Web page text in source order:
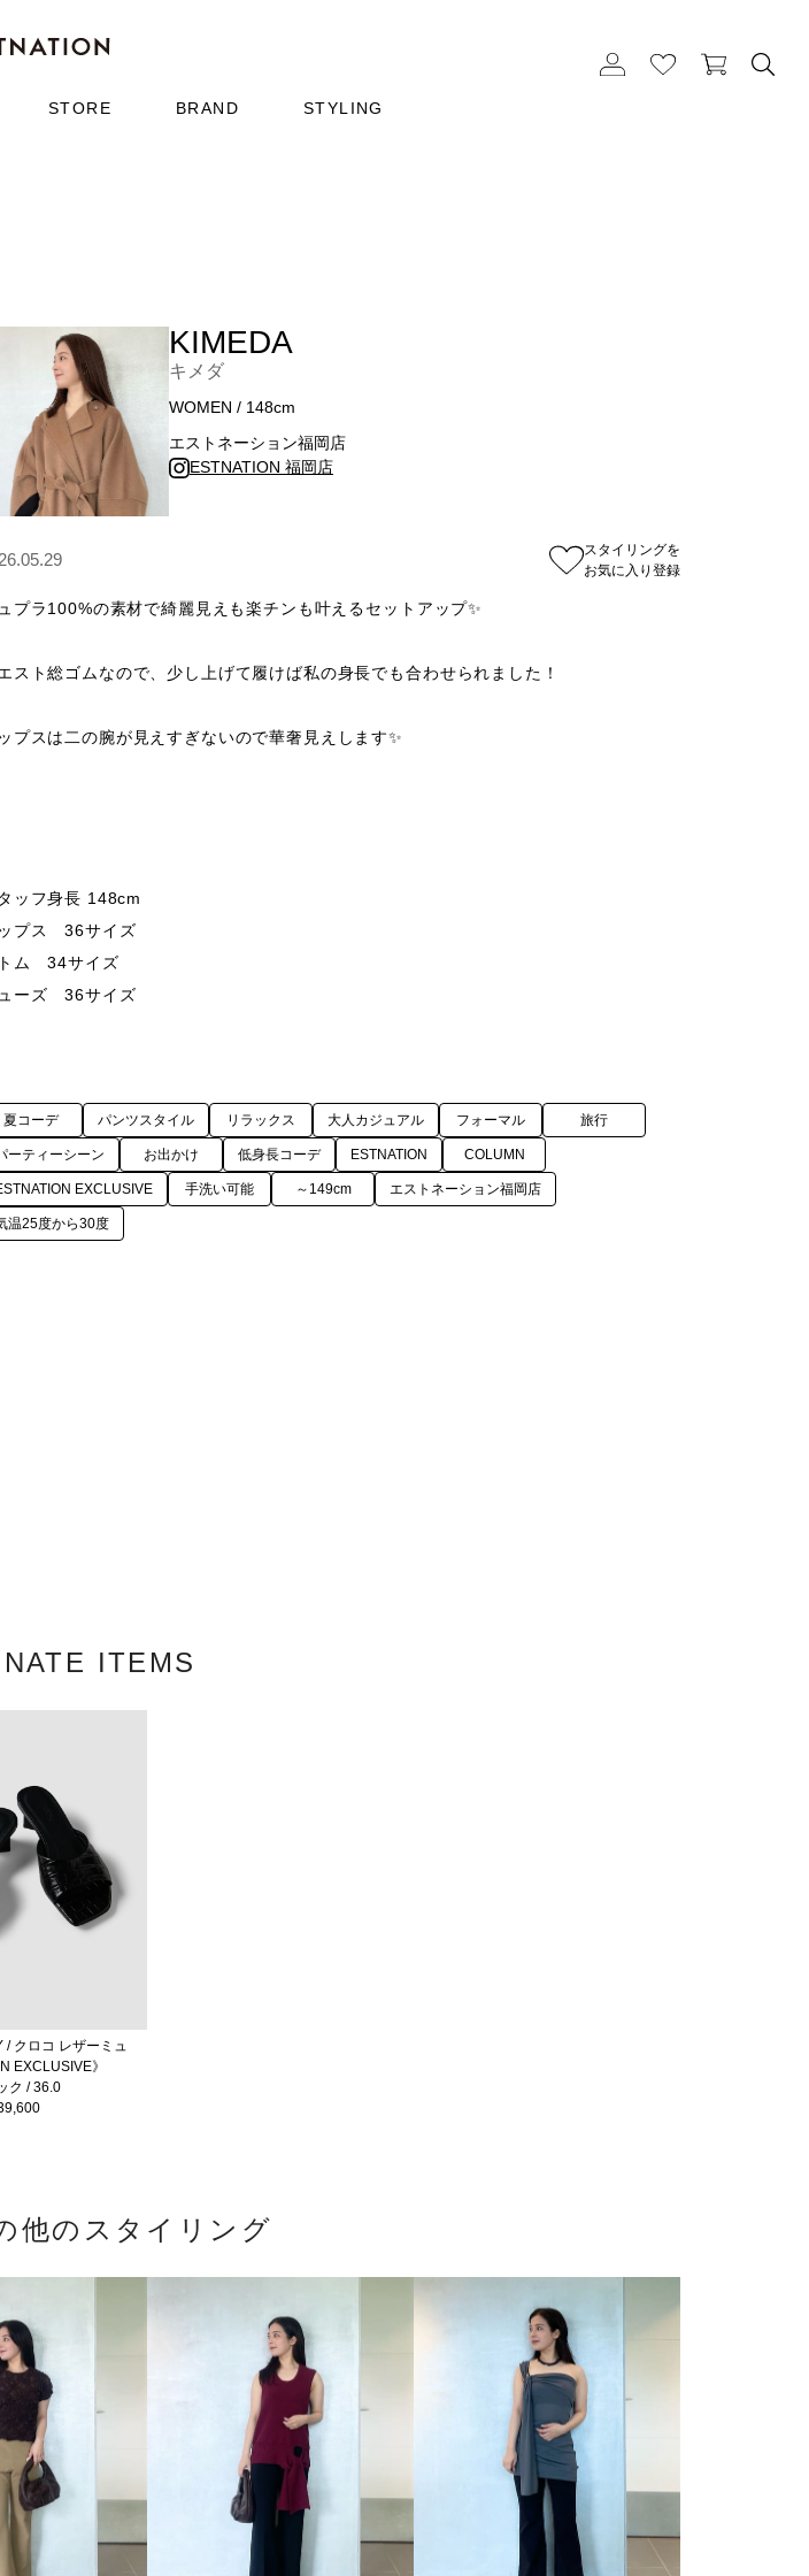
STORE BRAND STYLING
KIMEDA
キメダ
WOMEN / 148cm
エストネーション福岡店
ESTNATION 福岡店
スタイリングを
お気に入り登録
プラ100%の素材で綺麗見えも楽チンも叶えるセットアップ✨
スト総ゴムなので、少し上げて履けば私の身長でも合わせられました！
プスは二の腕が見えすぎないので華奢見えします✨
ッフ身長 148cm
プス　36サイズ
ム　34サイズ
ーズ　36サイズ
夏コーデ パンツスタイル リラックス 大人カジュアル フォーマル 旅行
ーティーシーン お出かけ 低身長コーデ ESTNATION COLUMN
EXCLUSIVE 手洗い可能 ～149cm エストネーション福岡店
温25度から30度
ITEMS
/ クロコ レザーミュ
EXCLUSIVE》
ク / 36.0
他のスタイリング